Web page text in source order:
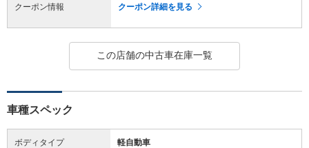
クーポン情報 クーポン詳細を見る
この店舗の中古車在庫一覧
車種スペック
ボディタイプ 軽自動車